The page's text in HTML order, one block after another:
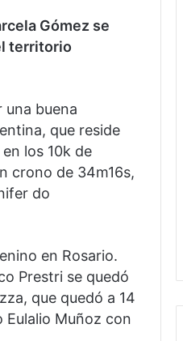
Gómez se
territorio
una buena
que reside
los 10k de
crono de 34m16s,
do
en Rosario.
Prestri se quedó
que quedó a 14
Eulalio Muñoz con